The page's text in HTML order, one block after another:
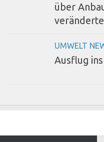
über
UMWELT
Ausflug